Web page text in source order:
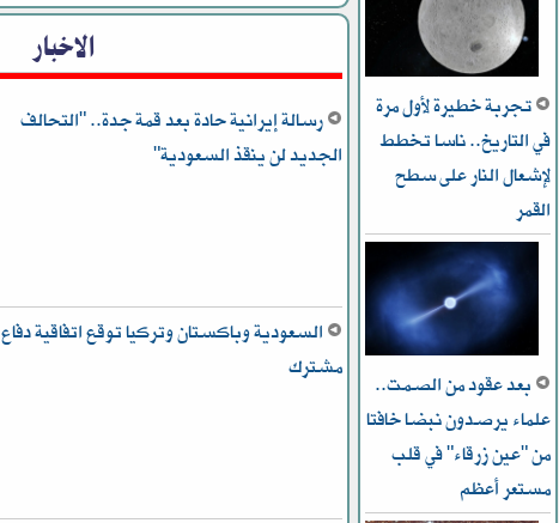
تجربة خطيرة لأول مرة
في التاريخ.. ناسا تخطط
ﻹشعال النار على سطح
القمر
بعد عقود من الصمت..
علماء يرصدون نبضا خافتا
من "عين زرقاء" في قلب
مستعر أعظم
الاخبار
رسالة إيرانية حادة بعد قمة جدة.. "التحالف
الجديد لن ينقذ السعودية"
السعودية وباكستان وتركيا توقع اتفاقية دفاع
مشترك